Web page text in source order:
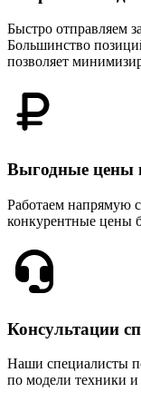
Быстро отправляем
Большинство
позволяет
Выгодные цены
Работаем напрямую
конкурентные цены
Консультации
Наши специалисты
по модели техники и